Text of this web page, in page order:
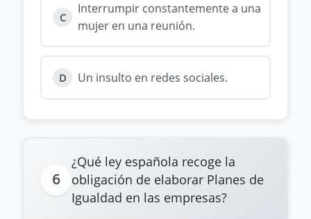
C
Interrumpir constantemente a una
mujer en una reunión.
D Un insulto en redes sociales.
6
¿Qué ley española recoge la
obligación de elaborar Planes de
Igualdad en las empresas?